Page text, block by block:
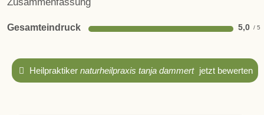
Gesamteindruck 5,0
Heilpraktiker naturheilpraxis tanja dammert jetzt bewerten